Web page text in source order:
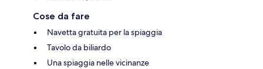
Cose da fare
Navetta gratuita per la spiaggia
Tavolo da biliardo
Una spiaggia nelle vicinanze